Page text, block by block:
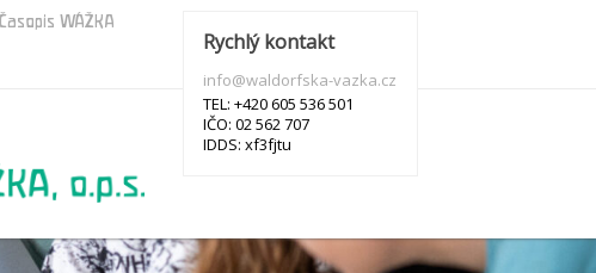
Časopis WÁŽKA
Rychlý kontakt
info@waldorfska-vazka.cz
TEL: +420 605 536 501
IČO: 02 562 707
IDDS: xf3fjtu